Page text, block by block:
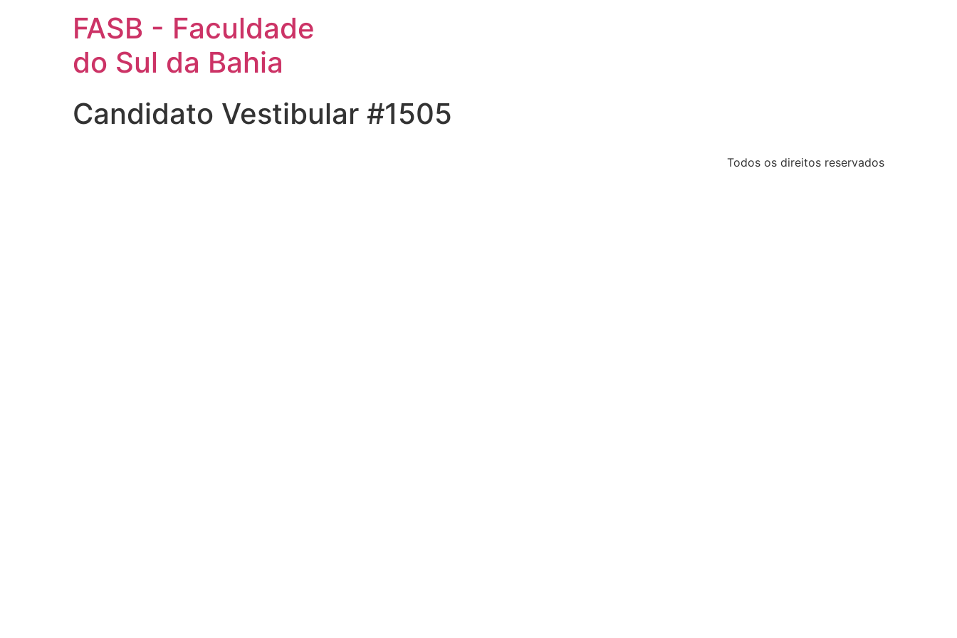
FASB - Faculdade
do Sul da Bahia
Candidato Vestibular #1505
Todos os direitos reservados